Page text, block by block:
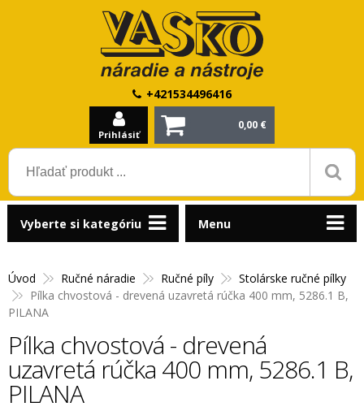
+421534496416
Prihlásiť
0,00 €
Úvod Ručné náradie Ručné píly
Stolárske ručné pílky
Pílka chvostová - drevená uzavretá rúčka 400 mm, 5286.1 B,
PILANA
Pílka chvostová - drevená
uzavretá rúčka 400 mm, 5286.1 B,
PILANA
Vyberte si kategóriu Menu